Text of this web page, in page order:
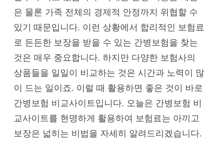
은 물론 가족 전체의 경제적 안정까지 위협할 수
있기 때문입니다. 이런 상황에서 합리적인 보험료
로 든든한 보장을 받을 수 있는 간병보험을 찾는
것은 매우 중요합니다. 하지만 다양한 보험사의
상품들을 일일이 비교하는 것은 시간과 노력이 많
이 드는 일이죠. 이럴 때 활용하면 좋은 것이 바로
간병보험 비교사이트입니다. 오늘은 간병보험 비
교사이트를 현명하게 활용하여 보험료는 아끼고
보장은 넓히는 비법을 자세히 알려드리겠습니다.